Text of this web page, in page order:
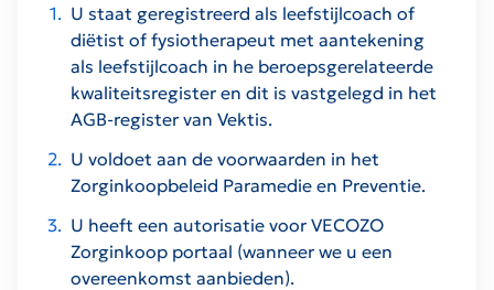
U staat geregistreerd als leefstijlcoach of
diëtist of fysiotherapeut met aantekening
als leefstijlcoach in he beroepsgerelateerde
kwaliteitsregister en dit is vastgelegd in het
AGB-register van Vektis.
U voldoet aan de voorwaarden in het
Zorginkoopbeleid Paramedie en Preventie.
U heeft een autorisatie voor VECOZO
Zorginkoop portaal (wanneer we u een
overeenkomst aanbieden).